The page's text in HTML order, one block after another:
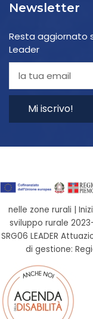
Newsletter
Resta aggiornato
Leader
Mi iscrivo!
nelle zone rurali |
sviluppo rurale
SRG06 LEADER
di gestione: